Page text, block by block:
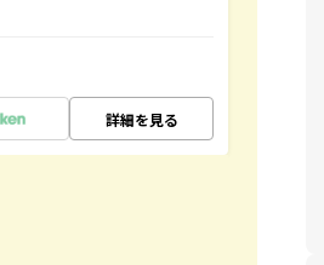
詳細を見る